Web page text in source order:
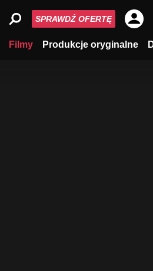
Filmy Produkcje oryginalne
SPRAWDŹ OFERTĘ